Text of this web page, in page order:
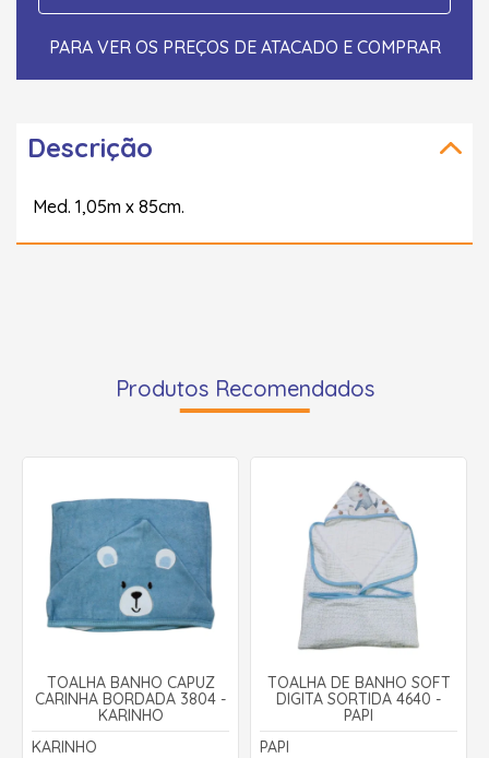
PARA VER OS PREÇOS DE ATACADO E COMPRAR
Descrição
Med. 1,05m x 85cm.
Produtos Recomendados
TOALHA BANHO CAPUZ
CARINHA BORDADA 3804 -
KARINHO
KARINHO
TOALHA DE BANHO SOFT
DIGITA SORTIDA 4640 -
PAPI
PAPI